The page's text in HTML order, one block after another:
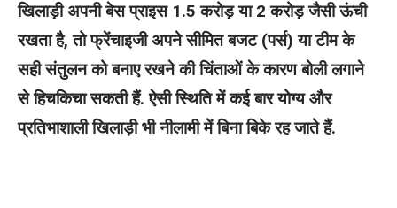
खिलाड़ी अपनी बेस प्राइस 1.5 करोड़ या 2 करोड़ जैसी ऊंची
रखता है, तो फ्रेंचाइजी अपने सीमित बजट (पर्स) या टीम के
सही संतुलन को बनाए रखने की चिंताओं के कारण बोली लगाने
से हिचकिचा सकती हैं. ऐसी स्थिति में कई बार योग्य और
प्रतिभाशाली खिलाड़ी भी नीलामी में बिना बिके रह जाते हैं.